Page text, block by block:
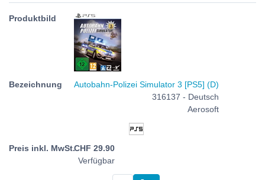
Autobahn-Polizei Simulator 3 [PS5] (D)
316137 - Deutsch
Aerosoft
CHF 29.90
Verfügbar